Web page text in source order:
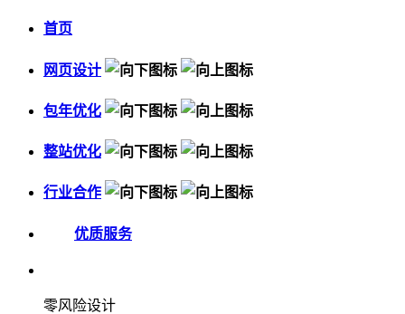
首页
网页设计
包年优化
整站优化
行业合作
优质服务
零风险设计